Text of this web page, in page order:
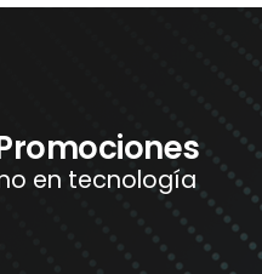
en tecnología